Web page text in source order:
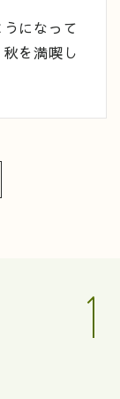
になって
を満喫し